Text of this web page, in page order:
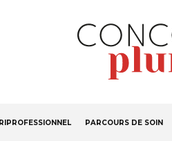
PARCOURS DE SOIN